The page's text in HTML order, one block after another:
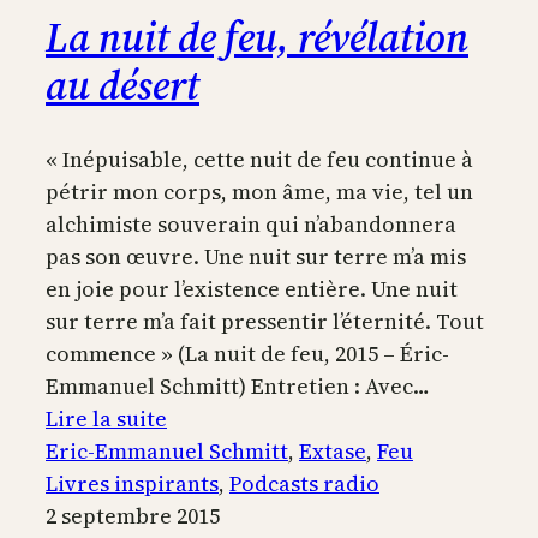
La nuit de feu, révélation
au désert
« Inépuisable, cette nuit de feu continue à
pétrir mon corps, mon âme, ma vie, tel un
alchimiste souverain qui n’abandonnera
pas son œuvre. Une nuit sur terre m’a mis
en joie pour l’existence entière. Une nuit
sur terre m’a fait pressentir l’éternité. Tout
commence » (La nuit de feu, 2015 – Éric-
Emmanuel Schmitt) Entretien : Avec…
Lire la suite
La
nuit
de
Eric-Emmanuel Schmitt, Extase, Feu
Livres inspirants, Podcasts radio
2 septembre 2015